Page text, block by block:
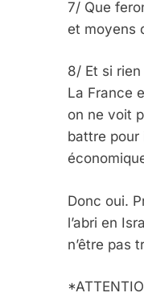
7/ Que
et moyens
8/ Et si
La France
on ne voit
battre pour
Donc oui.
l’abri en
n’être pas